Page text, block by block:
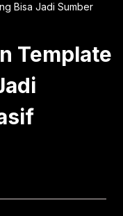
Bisa Jadi Sumber
Template